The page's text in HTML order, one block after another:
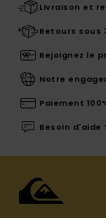
Livraison et
Retours sous
Rejoignez le
Notre
Paiement
Besoin d'aide